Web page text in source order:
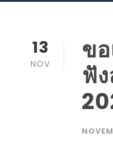
13
NOV
ข
ฟั